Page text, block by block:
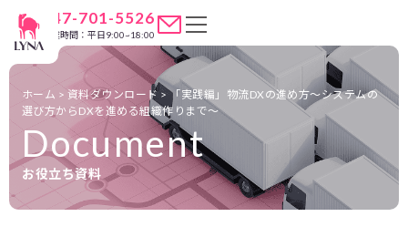
047-701-5526
営業時間：平日9:00~18:00
Document
お役立ち資料
ホーム > 資料ダウンロード>「実践編」物流DXの進め方～システムの
選び方からDXを進める組織作りまで～